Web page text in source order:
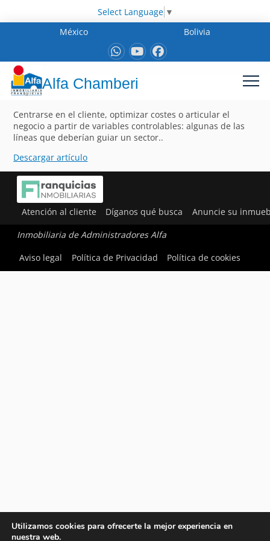
Select Language ▼
México
Bolivia
Alfa Chamberi
Centrarse en el cliente, optimizar costes o articular el
negocio a partir de variables controlables: algunas de las
líneas que deberían guiar un sector..
Descargar artículo
Atención al cliente Díganos qué busca Anuncie su
Inmobiliaria de Administradores Alfa
Aviso legal
Política de Privacidad Política de cookies
Utilizamos cookies para ofrecerte la mejor experiencia en
nuestra web.